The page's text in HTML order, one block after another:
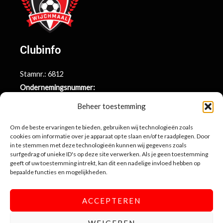
Beheer toestemming
Om de beste ervaringen te bieden, gebruiken wij technologieën zoals
cookies om informatie over je apparaat op te slaan en/of te raadplegen. Door
in te stemmen met deze technologieën kunnen wij gegevens zoals
surfgedrag of unieke ID's op deze site verwerken. Als je geen toestemming
geeft of uw toestemming intrekt, kan dit een nadelige invloed hebben op
bepaalde functies en mogelijkheden.
ACCEPTEREN
Clubinfo
Stamnr.: 6812
Ondernemingsnummer:
BE71 9731 6439 9169
Contactinformatie